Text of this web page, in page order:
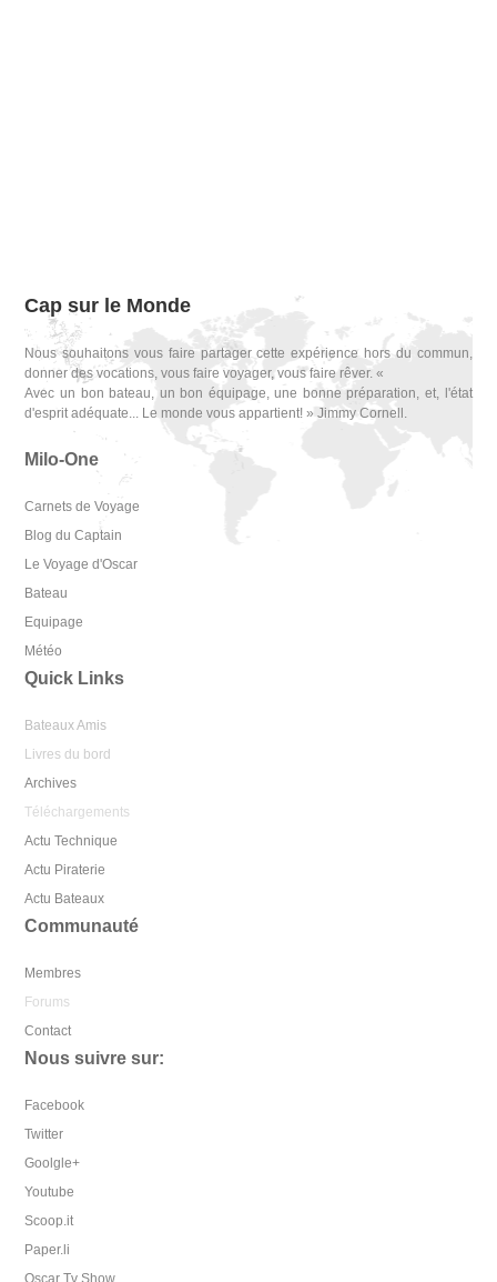
Cap sur le Monde
Nous souhaitons vous faire partager cette expérience hors du commun,
donner des vocations, vous faire voyager, vous faire rêver. «
Avec un bon bateau, un bon équipage, une bonne préparation, et, l'état
d'esprit adéquate... Le monde vous appartient! » Jimmy Cornell.
Milo-One
Carnets de Voyage
Blog du Captain
Le Voyage d'Oscar
Bateau
Equipage
Météo
Quick Links
Bateaux Amis
Livres du bord
Archives
Téléchargements
Actu Technique
Actu Piraterie
Actu Bateaux
Communauté
Membres
Forums
Contact
Nous suivre sur:
Facebook
Twitter
Goolgle+
Youtube
Scoop.it
Paper.li